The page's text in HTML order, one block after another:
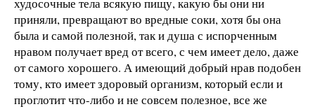
худосочные тела всякую пищу, какую бы они ни
приняли, превращают во вредные соки, хотя бы она
была и самой полезной, так и душа с испорченным
нравом получает вред от всего, с чем имеет дело, даже
от самого хорошего. А имеющий добрый нрав подобен
тому, кто имеет здоровый организм, который если и
проглотит что-либо и не совсем полезное, все же